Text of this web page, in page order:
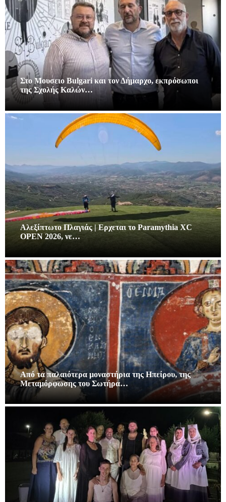
Στο Μουσειο Bulgari και τον Δήμαρχο, εκπρόσωποι
της Σχολής Καλών…
Αλεξίπτωτο Πλαγιάς | Ερχεται το Paramythia XC
OPEN 2026, νε…
Από τα παλαιότερα μοναστήρια της Ηπείρου, της
Μεταμόρφωσης του Σωτήρα…